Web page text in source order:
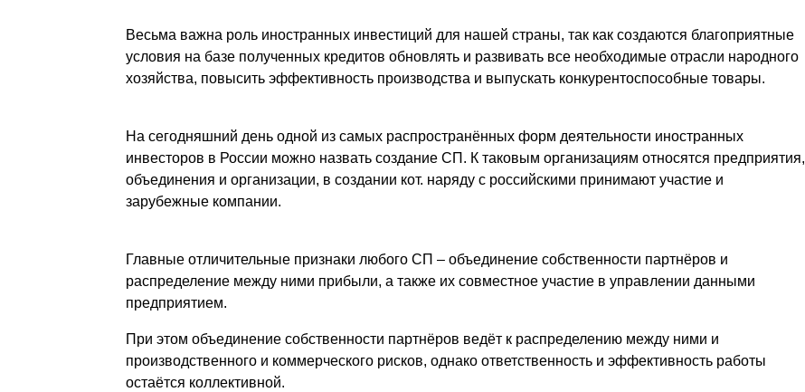
Весьма важна роль иностранных инвестиций для нашей страны, так как создаются благоприятные
условия на базе полученных кредитов обновлять и развивать все необходимые отрасли народного
хозяйства, повысить эффективность производства и выпускать конкурентоспособные товары.
На сегодняшний день одной из самых распространённых форм деятельности иностранных
инвесторов в России можно назвать создание СП. К таковым организациям относятся предприятия,
объединения и организации, в создании кот. наряду с российскими принимают участие и
зарубежные компании.
Главные отличительные признаки любого СП – объединение собственности партнёров и
распределение между ними прибыли, а также их совместное участие в управлении данными
предприятием.
При этом объединение собственности партнёров ведёт к распределению между ними и
производственного и коммерческого рисков, однако ответственность и эффективность работы
остаётся коллективной.